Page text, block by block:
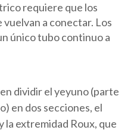
requiere que los
a conectar. Los
único tubo continuo a
dividir el yeyuno (parte
en dos secciones, el
extremidad Roux, que